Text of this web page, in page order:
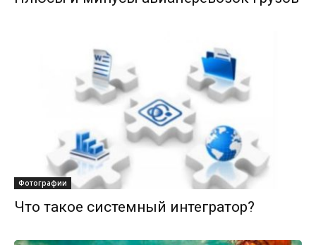
Фотографии
Что такое системный интегратор?